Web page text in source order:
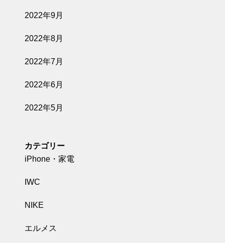
2022年9月
2022年8月
2022年7月
2022年6月
2022年5月
カテゴリー
iPhone・家電
IWC
NIKE
エルメス